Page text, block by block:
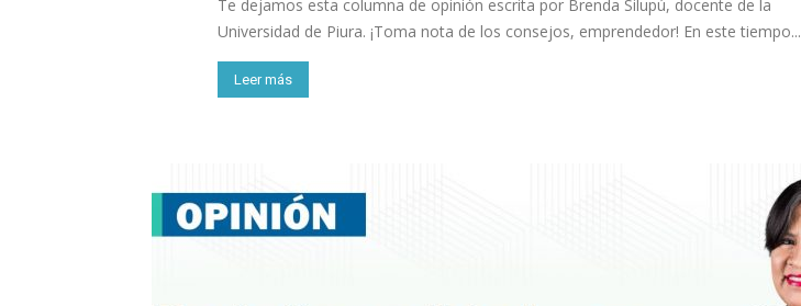
Te dejamos esta columna de opinión escrita por Brenda Silupú, docente de la
Universidad de Piura. ¡Toma nota de los consejos, emprendedor! En este tiempo...
Leer más